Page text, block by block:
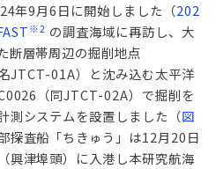
年9月6日に開始しました（202
※2 の調査海域に再訪し、大
断層帯周辺の掘削地点
JTCT-01A）と沈み込む太平洋
（同JTCT-02A）で掘削を
測システムを設置しました（図
探査船「ちきゅう」は12月20日
興津埠頭）に入港し本研究航海